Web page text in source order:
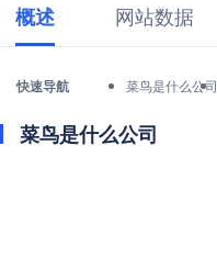
概述 网站数据
快速导航 菜鸟是什么公司
菜鸟是什么公司